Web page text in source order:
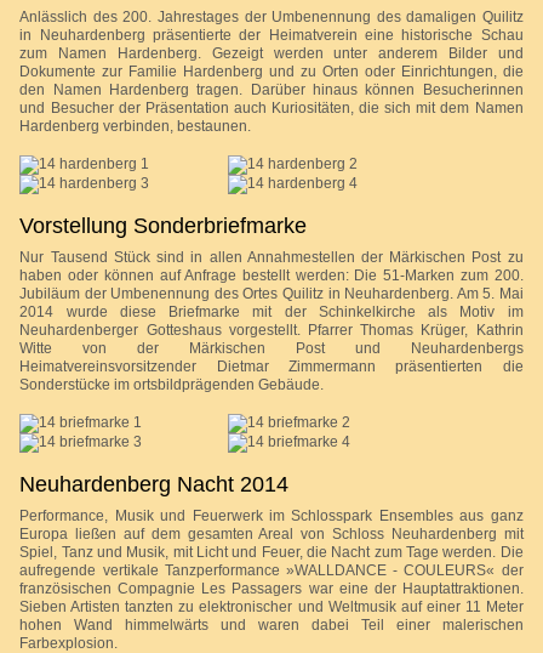
Anlässlich des 200. Jahrestages der Umbenennung des damaligen Quilitz
in Neuhardenberg präsentierte der Heimatverein eine historische Schau
zum Namen Hardenberg. Gezeigt werden unter anderem Bilder und
Dokumente zur Familie Hardenberg und zu Orten oder Einrichtungen, die
den Namen Hardenberg tragen. Darüber hinaus können Besucherinnen
und Besucher der Präsentation auch Kuriositäten, die sich mit dem Namen
Hardenberg verbinden, bestaunen.
Vorstellung Sonderbriefmarke
Nur Tausend Stück sind in allen Annahmestellen der Märkischen Post zu
haben oder können auf Anfrage bestellt werden: Die 51-Marken zum 200.
Jubiläum der Umbenennung des Ortes Quilitz in Neuhardenberg. Am 5. Mai
2014 wurde diese Briefmarke mit der Schinkelkirche als Motiv im
Neuhardenberger Gotteshaus vorgestellt. Pfarrer Thomas Krüger, Kathrin
Witte von der Märkischen Post und Neuhardenbergs
Heimatvereinsvorsitzender Dietmar Zimmermann präsentierten die
Sonderstücke im ortsbildprägenden Gebäude.
Neuhardenberg Nacht 2014
Performance, Musik und Feuerwerk im Schlosspark Ensembles aus ganz
Europa ließen auf dem gesamten Areal von Schloss Neuhardenberg mit
Spiel, Tanz und Musik, mit Licht und Feuer, die Nacht zum Tage werden. Die
aufregende vertikale Tanzperformance »WALLDANCE - COULEURS« der
französischen Compagnie Les Passagers war eine der Hauptattraktionen.
Sieben Artisten tanzten zu elektronischer und Weltmusik auf einer 11 Meter
hohen Wand himmelwärts und waren dabei Teil einer malerischen
Farbexplosion.